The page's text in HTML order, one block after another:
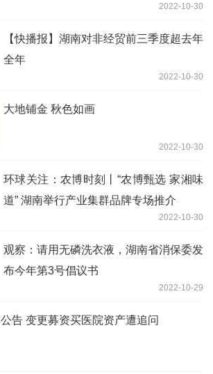
2022-10-30
【快播报】湖南对非经贸前三季度超去年
全年
2022-10-30
大地铺金 秋色如画
2022-10-30
环球关注：农博时刻丨“农博甄选 家湘味
道” 湖南举行产业集群品牌专场推介
2022-10-30
观察：请用无磷洗衣液，湖南省消保委发
布今年第3号倡议书
2022-10-29
告 变更募资买医院资产遭追问